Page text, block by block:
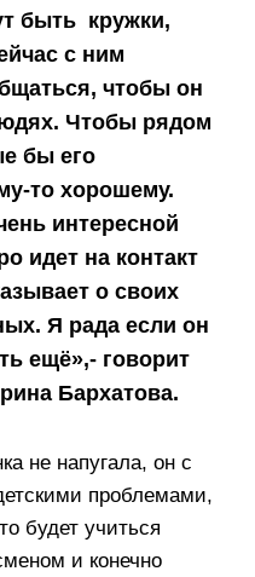
быть кружки,
с ним
чтобы он
Чтобы рядом
бы его
то хорошему.
интересной
идет на контакт
о своих
Я рада если он
ещё»,- говорит
Бархатова.
не напугала, он с
проблемами,
будет учиться
и конечно